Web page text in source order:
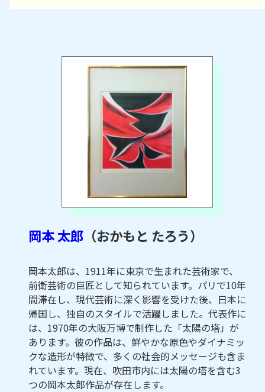
岡本 太郎 （おかもと たろう）
岡本太郎は、1911年に東京で生まれた芸術家で、
前衛芸術の巨匠として知られています。パリで10年
間滞在し、現代芸術に深く影響を受けた後、日本に
帰国し、独自のスタイルで活躍しました。代表作に
は、1970年の大阪万博で制作した「太陽の塔」が
あります。彼の作品は、鮮やかな原色やダイナミッ
クな造形が特徴で、多くの社会的メッセージも含ま
れています。現在、吹田市内には太陽の塔を含む3
つの岡本太郎作品が存在します。